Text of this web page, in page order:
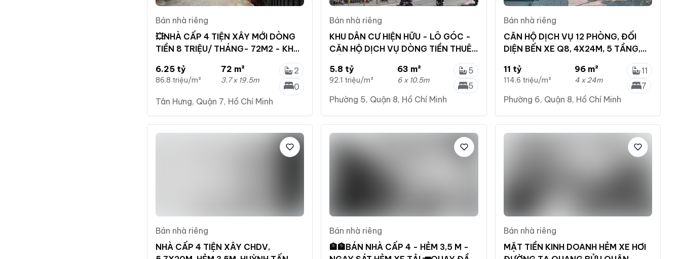
Bán nhà riêng
💥NHÀ CẤP 4 TIỆN XÂY MỚI DÒNG
TIỀN 8 TRIỆU/ THÁNG- 72M2 - KHU
6.25 tỷ
86.8 triệu/m²
72 m²
3.7 x 19.5m
2
0
Tân Hưng, Quận 7, Hồ Chí Minh
Bán nhà riêng
KHU DÂN CƯ HIỆN HỮU - LÔ GÓC -
CĂN HỘ DỊCH VỤ DÒNG TIỀN THUÊ
5.8 tỷ
92.1 triệu/m²
63 m²
6 x 10.5m
5
5
Phường 5, Quận 8, Hồ Chí Minh
Bán nhà riêng
CĂN HỘ DỊCH VỤ 12 PHÒNG, ĐỐI
DIỆN BẾN XE Q8, 4X24M, 5 TẦNG,
11 tỷ
114.6 triệu/m²
96 m²
4 x 24m
11
7
Phường 6, Quận 8, Hồ Chí Minh
Bán nhà riêng
NHÀ CẤP 4 TIỆN XÂY CHDV,
Bán nhà riêng
🏦🏦BÁN NHÀ CẤP 4 - HẺM 3,5 M -
Bán nhà riêng
MẶT TIỀN KINH DOANH HẺM XE HƠI